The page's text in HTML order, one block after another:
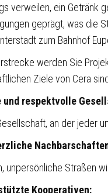
verweilen, ein Getränk
geprägt, was die
zum Bahnhof
werden Sie
Ziele von Cera
und respektvolle
an der jeder
unpersönliche Straßen
Kooperativen: